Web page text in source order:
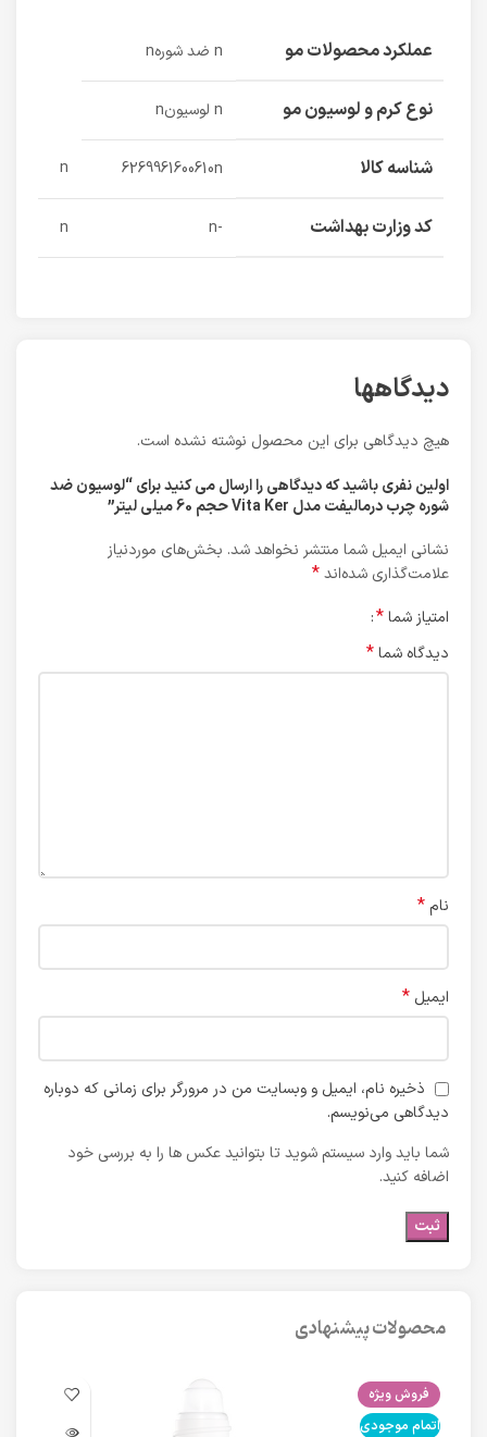
عملکرد محصولات مو n ضد شورهn
نوع کرم و لوسیون مو n لوسیونn
شناسه کالا 6269961600610n
n
کد وزارت بهداشت -n
n
دیدگاهها
هیچ دیدگاهی برای این محصول نوشته نشده است.
اولین نفری باشید که دیدگاهی را ارسال می کنید برای “لوسیون ضد
شوره چرب درمالیفت مدل Vita Ker حجم 60 میلی لیتر”
نشانی ایمیل شما منتشر نخواهد شد. بخش‌های موردنیاز
علامت‌گذاری شده‌اند*
امتیاز شما*
دیدگاه شما*
نام *
ایمیل *
ذخیره نام، ایمیل و وبسایت من در مرورگر برای زمانی که دوباره
دیدگاهی می‌نویسم.
شما باید وارد سیستم شوید تا بتوانید عکس ها را به بررسی خود
اضافه کنید.
محصولات پیشنهادی
فروش ویژه
اتمام موجودی